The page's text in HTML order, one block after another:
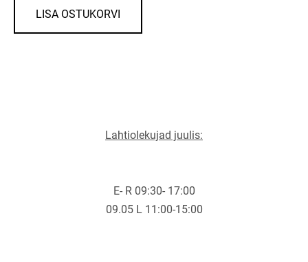
LISA OSTUKORVI
Lahtiolekujad juulis:
E- R 09:30- 17:00
09.05 L 11:00-15:00